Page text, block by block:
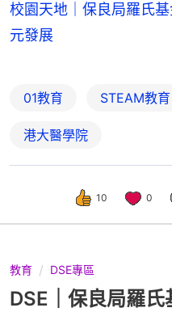
校園天地｜保良局羅氏
元發展
01教育 STEAM教育
港大醫學院
10 0
教育 DSE專區
DSE｜保良局羅